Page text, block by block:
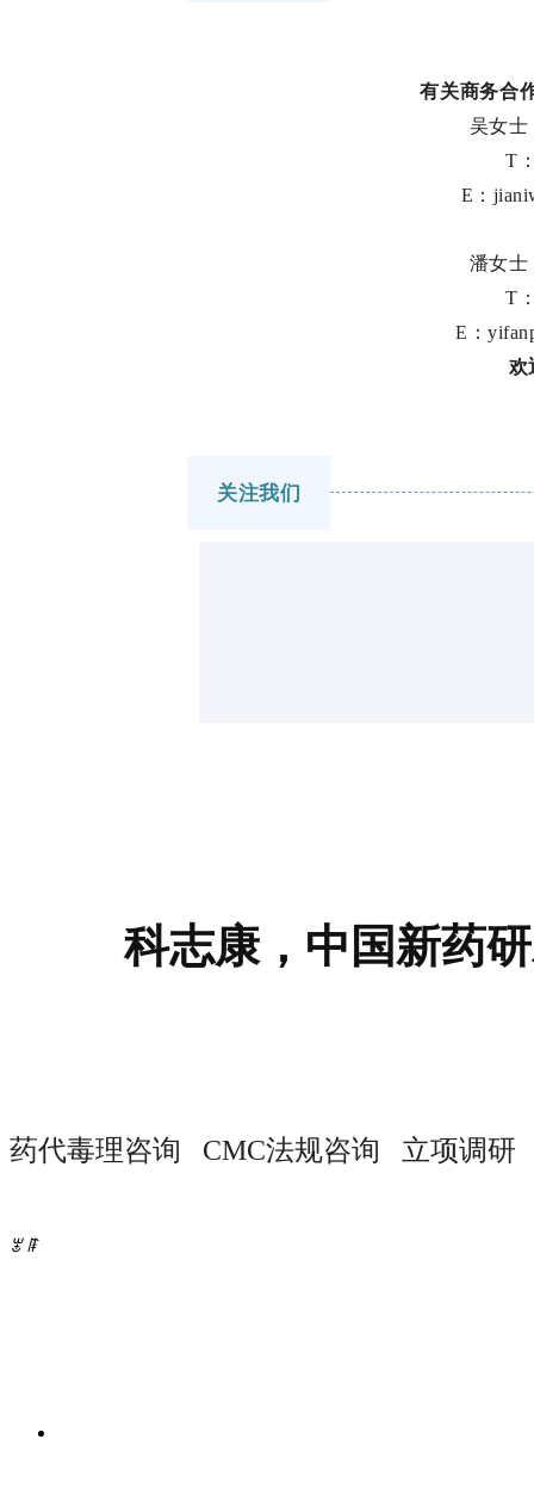
有关商务合
吴女士
T
E：
潘女士
T
E：
欢
关注我们
科志康，中国新药
药代毒理咨询 CMC法规咨询 立项调研
ꂃ ꁹ